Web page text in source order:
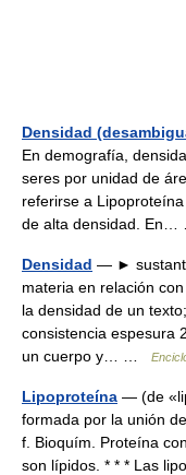
Densidad
En demografía,
seres por unidad de
referirse a
de alta densidad.
Densidad — ►
materia en relación
la densidad de un
consistencia espesura
un cuerpo y… …
Lipoproteína — (de
formada por la unión
f. Bioquím. Proteína
son lípidos. * * * Las